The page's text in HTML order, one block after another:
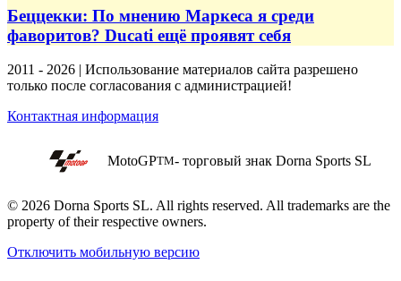
Беццекки: По мнению Маркеса я среди
фаворитов? Ducati ещё проявят себя
2011 - 2026 | Использование материалов сайта разрешено
только после согласования с администрацией!
Контактная информация
MotoGPTM- торговый знак Dorna Sports SL
© 2026 Dorna Sports SL. All rights reserved. All trademarks are the
property of their respective owners.
Отключить мобильную версию